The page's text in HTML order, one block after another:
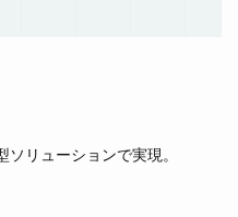
リューションで実現。